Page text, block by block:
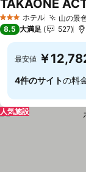
3 ホテルのランク
ホテル 山の景
TAKAONE
8.5 大満足 527
最安値 ￥
4件のサイトの料
人気施設